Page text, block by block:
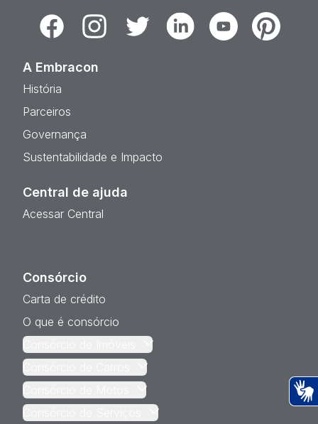
FacebookInstagramTwitter LinkedinYoutubePinterest
A Embracon
História
Parceiros
Governança
Sustentabilidade e Impacto
Central de ajuda
Acessar Central
Consórcio
Carta de crédito
O que é consórcio
Consórcio de Imóveis
Consórcio de Carros
Consórcio de Motos
Consórcio de Serviços